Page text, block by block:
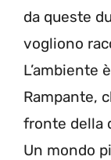
da queste
vogliono
L’ambiente
Rampante,
fronte della
Un mondo